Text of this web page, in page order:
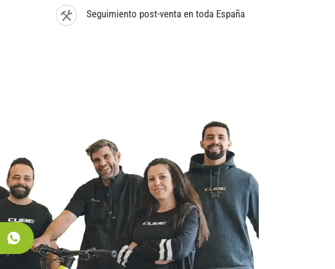
Seguimiento post-venta en toda España